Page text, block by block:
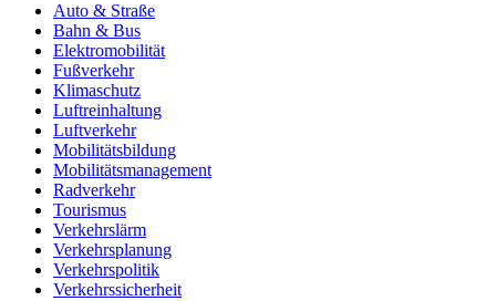
Auto & Straße
Bahn & Bus
Elektromobilität
Fußverkehr
Klimaschutz
Luftreinhaltung
Luftverkehr
Mobilitätsbildung
Mobilitätsmanagement
Radverkehr
Tourismus
Verkehrslärm
Verkehrsplanung
Verkehrspolitik
Verkehrssicherheit